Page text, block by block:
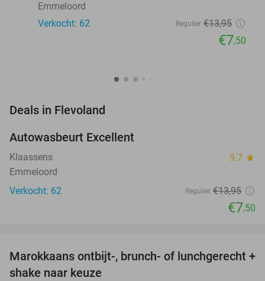
Emmeloord
Verkocht: 62
Regulier €13,95
€7,50
Deals in Flevoland
Autowasbeurt Excellent
Klaassens 9.7 star
Emmeloord
Verkocht: 62
Regulier €13,95
€7,50
35%
Marokkaans ontbijt-, brunch- of lunchgerecht +
shake naar keuze